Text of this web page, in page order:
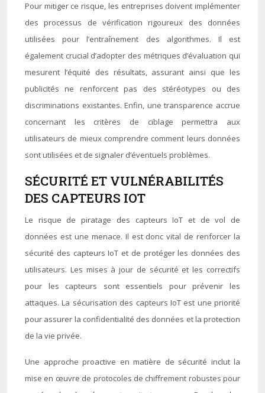
Pour mitiger ce risque, les entreprises doivent implémenter
des processus de vérification rigoureux des données
utilisées pour l’entraînement des algorithmes. Il est
également crucial d’adopter des métriques d’évaluation qui
mesurent l’équité des résultats, assurant ainsi que les
publicités ne renforcent pas des stéréotypes ou des
discriminations existantes. Enfin, une transparence accrue
concernant les critères de ciblage permettra aux
utilisateurs de mieux comprendre comment leurs données
sont utilisées et de signaler d’éventuels problèmes.
SÉCURITÉ ET VULNÉRABILITÉS
DES CAPTEURS IOT
Le risque de piratage des capteurs IoT et de vol de
données est une menace. Il est donc vital de renforcer la
sécurité des capteurs IoT et de protéger les données des
utilisateurs. Les mises à jour de sécurité et les correctifs
pour les capteurs sont essentiels pour prévenir les
attaques. La sécurisation des capteurs IoT est une priorité
pour assurer la confidentialité des données et la protection
de la vie privée.
Une approche proactive en matière de sécurité inclut la
mise en œuvre de protocoles de chiffrement robustes pour